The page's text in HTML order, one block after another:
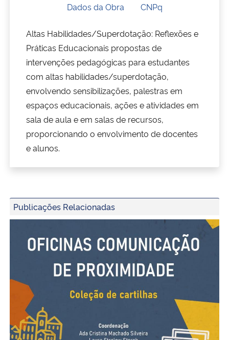
Ministério do Desenvolvimento Regional
Ministério da Mulher, da Família e dos Direitos Humanos
Secretaria-Geral
Secretaria de Governo
Gabinete de Segurança Institucional
Banco Central do Brasil
Dados da Obra
CNPq
Altas Habilidades/Superdotação: Reflexões e
Práticas Educacionais propostas de
intervenções pedagógicas para estudantes
com altas habilidades/superdotação,
envolvendo sensibilizações, palestras em
espaços educacionais, ações e atividades em
sala de aula e em salas de recursos,
proporcionando o envolvimento de docentes
e alunos.
Publicações Relacionadas
Coleção de cartilhas Oficinas Comunicação de